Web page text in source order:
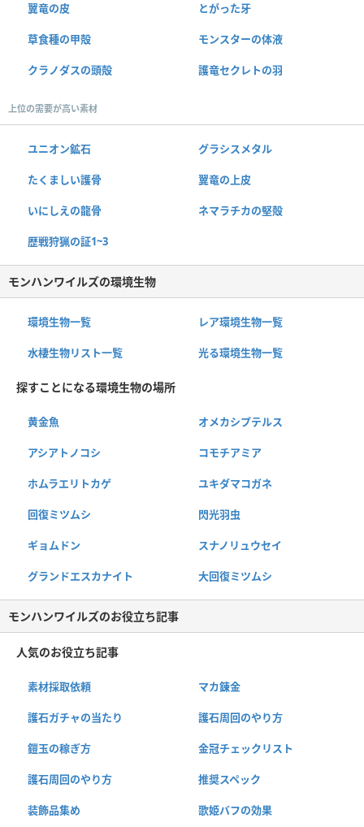
翼竜の皮 とがった牙
草食種の甲殻 モンスターの体液
クラノダスの頭殻 護竜セクレトの羽
上位の需要が高い素材
ユニオン鉱石 グラシスメタル
たくましい護骨 翼竜の上皮
いにしえの龍骨 ネマラチカの堅殻
歴戦狩猟の証1~3
モンハンワイルズの環境生物
環境生物一覧 レア環境生物一覧
水棲生物リスト一覧 光る環境生物一覧
探すことになる環境生物の場所
黄金魚 オメカシプテルス
アシアトノコシ コモチアミア
ホムラエリトカゲ ユキダマコガネ
回復ミツムシ 閃光羽虫
ギョムドン スナノリュウセイ
グランドエスカナイト 大回復ミツムシ
モンハンワイルズのお役立ち記事
人気のお役立ち記事
素材採取依頼 マカ錬金
護石ガチャの当たり 護石周回のやり方
鎧玉の稼ぎ方 金冠チェックリスト
護石周回のやり方 推奨スペック
装飾品集め 歌姫バフの効果